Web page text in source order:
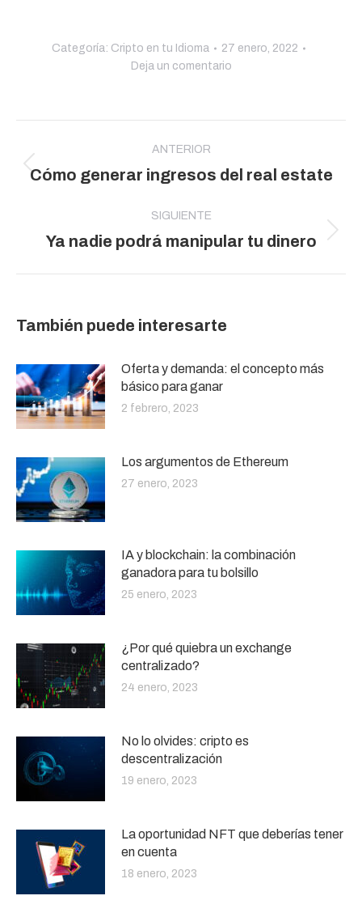
Categoría: Cripto en tu Idioma
27 enero, 2022
Deja un comentario
entre
publicaciones
ANTERIOR
Publicación
Cómo generar ingresos del real estate
SIGUIENTE
Publicación
Ya nadie podrá manipular tu dinero
También puede interesarte
Oferta y demanda: el concepto más
básico para ganar
2 febrero, 2023
Los argumentos de Ethereum
27 enero, 2023
IA y blockchain: la combinación
ganadora para tu bolsillo
25 enero, 2023
¿Por qué quiebra un exchange
centralizado?
24 enero, 2023
No lo olvides: cripto es
descentralización
19 enero, 2023
La oportunidad NFT que deberías tener
en cuenta
18 enero, 2023